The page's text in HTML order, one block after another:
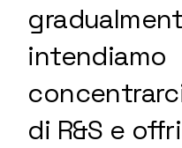
intendiamo
di R&S e